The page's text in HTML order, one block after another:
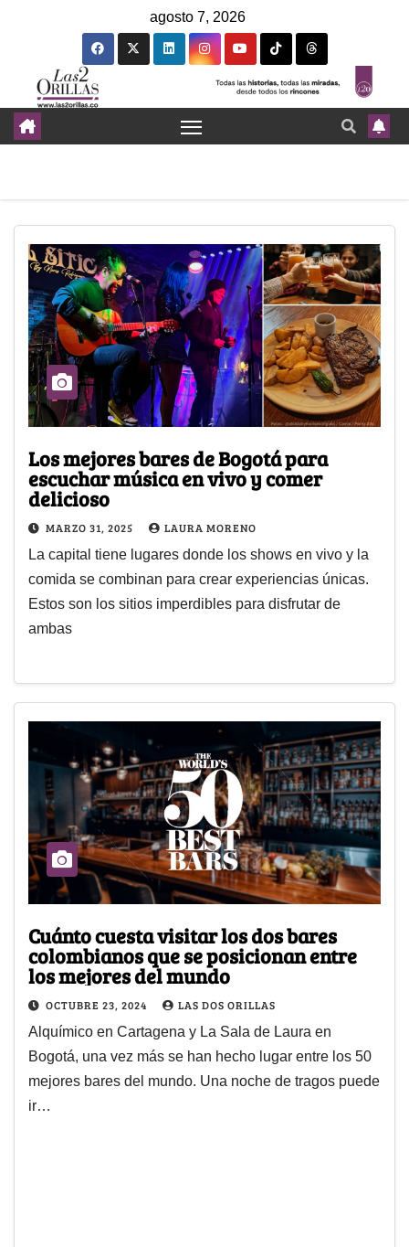
agosto 7, 2026
Los mejores bares de Bogotá para
escuchar música en vivo y comer
delicioso
MARZO 31, 2025 LAURA MORENO
La capital tiene lugares donde los shows en vivo y la
comida se combinan para crear experiencias únicas.
Estos son los sitios imperdibles para disfrutar de
ambas
Cuánto cuesta visitar los dos bares
colombianos que se posicionan entre
los mejores del mundo
OCTUBRE 23, 2024 LAS DOS ORILLAS
Alquímico en Cartagena y La Sala de Laura en
Bogotá, una vez más se han hecho lugar entre los 50
mejores bares del mundo. Una noche de tragos puede
ir…